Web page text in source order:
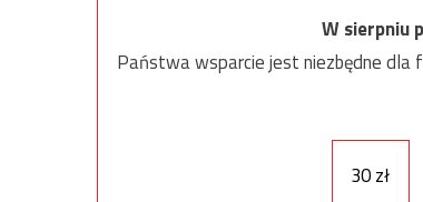
W sierpniu
Państwa wsparcie jest niezbędne dla
30 zł